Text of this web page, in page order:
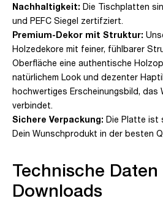
Nachhaltigkeit: Die Tischplatten
und PEFC Siegel zertifziert.
Premium-Dekor mit Struktur:
Holzedekore mit feiner, fühlbarer
Oberfläche eine authentische
natürlichem Look und dezenter
hochwertiges Erscheinungsbild, das
verbindet.
Sichere Verpackung: Die Platte ist
Dein Wunschprodukt in der besten
Technische Daten
Downloads